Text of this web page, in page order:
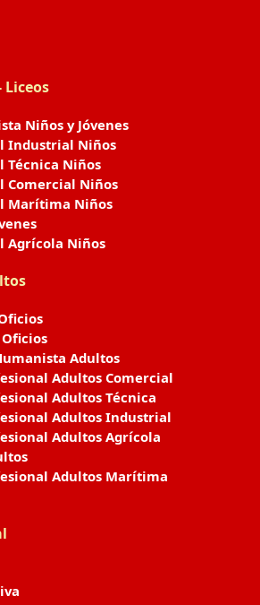
Liceos
Niños y Jóvenes
Industrial Niños
Técnica Niños
Comercial Niños
Marítima Niños
Agrícola Niños
Adultos
Adultos Comercial
Adultos Técnica
Adultos Industrial
Adultos Agrícola
Adultos Marítima